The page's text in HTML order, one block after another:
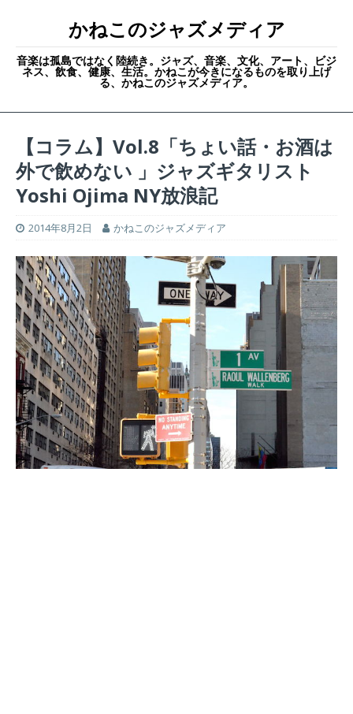
かねこのジャズメディア
音楽は孤島ではなく陸続き。ジャズ、音楽、文化、アート、ビジ
ネス、飲食、健康、生活。かねこが今きになるものを取り上げ
る、かねこのジャズメディア。
【コラム】Vol.8「ちょい話・お酒は
外で飲めない 」ジャズギタリスト
Yoshi Ojima NY放浪記
2014年8月2日 かねこのジャズメディア